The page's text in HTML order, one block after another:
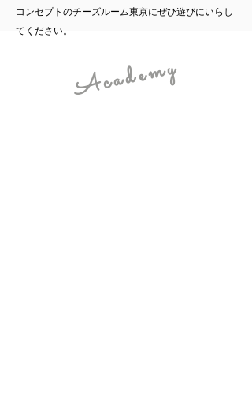
コンセプトのチーズルーム東京にぜひ遊びにいらし
てください。
THE CHEESE ROOMとは
Academy